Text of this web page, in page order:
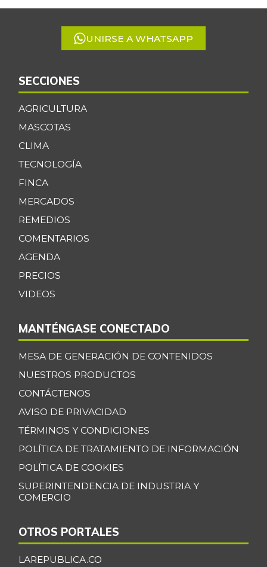
5
UNIRSE A WHATSAPP
SECCIONES
AGRICULTURA
MASCOTAS
CLIMA
TECNOLOGÍA
FINCA
MERCADOS
REMEDIOS
COMENTARIOS
AGENDA
PRECIOS
VIDEOS
MANTÉNGASE CONECTADO
MESA DE GENERACIÓN DE CONTENIDOS
NUESTROS PRODUCTOS
CONTÁCTENOS
AVISO DE PRIVACIDAD
TÉRMINOS Y CONDICIONES
POLÍTICA DE TRATAMIENTO DE INFORMACIÓN
POLÍTICA DE COOKIES
SUPERINTENDENCIA DE INDUSTRIA Y
COMERCIO
OTROS PORTALES
LAREPUBLICA.CO